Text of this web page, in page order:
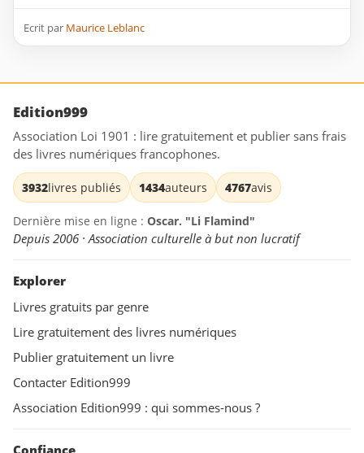
Ecrit par Maurice Leblanc
Edition999
Association Loi 1901 : lire gratuitement et publier sans frais
des livres numériques francophones.
3932livres publiés 1434auteurs 4767avis
Dernière mise en ligne : Oscar. "Li Flamind"
Depuis 2006 · Association culturelle à but non lucratif
Explorer
Livres gratuits par genre
Lire gratuitement des livres numériques
Publier gratuitement un livre
Contacter Edition999
Association Edition999 : qui sommes-nous ?
Confiance